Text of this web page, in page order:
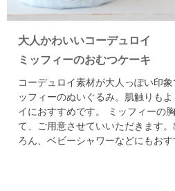
大人かわいいコーデュロイ
ミッフィーのおむつケーキ
コーデュロイ素材が大人っぽい印
ッフィーのぬいぐるみ。
肌触りも
イにおすすめです。
ミッフィーの
て、ご用意させていいただきます。
ろん、ベビーシャワーなどにもおす